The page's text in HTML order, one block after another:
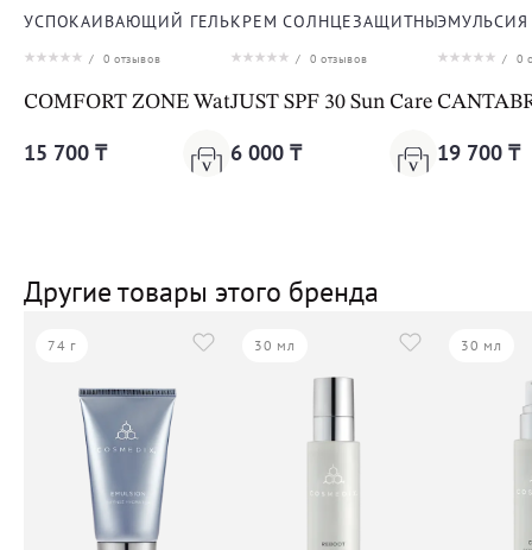
УСПОКАИВАЮЩИЙ ГЕЛЬ ДЛЯ ТЕЛА И ЛИЦА
/ 0 отзывов
COMFORT ZONE Water Soul Aftersun Aloe Gel
15 700 ₸
КРЕМ СОЛНЦЕЗАЩИТНЫЙ ДЛЯ
/ 0 отзывов
JUST SPF 30 Sun Care Cream
6 000 ₸
/ 0
19 700 ₸
Другие товары этого бренда
74 г 30 мл 30 мл